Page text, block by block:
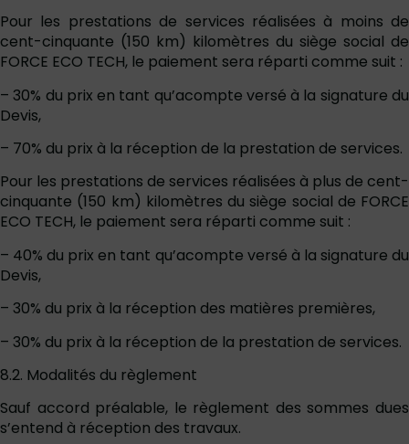
Pour les prestations de services réalisées à moins de
cent-cinquante (150 km) kilomètres du siège social de
FORCE ECO TECH, le paiement sera réparti comme suit :
– 30% du prix en tant qu’acompte versé à la signature du
Devis,
– 70% du prix à la réception de la prestation de services.
Pour les prestations de services réalisées à plus de cent-
cinquante (150 km) kilomètres du siège social de FORCE
ECO TECH, le paiement sera réparti comme suit :
– 40% du prix en tant qu’acompte versé à la signature du
Devis,
– 30% du prix à la réception des matières premières,
– 30% du prix à la réception de la prestation de services.
8.2. Modalités du règlement
Sauf accord préalable, le règlement des sommes dues
s’entend à réception des travaux.